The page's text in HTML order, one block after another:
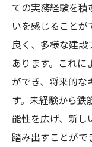
資格取
資格を
松戸駅周辺
スタートガ
松戸駅
未経験
鉄筋工
ての実務経験を
いを感じること
良く、多様な建
あります。これに
ができ、将来的な
す。未経験から
能性を広げ、新し
踏み出すことがで